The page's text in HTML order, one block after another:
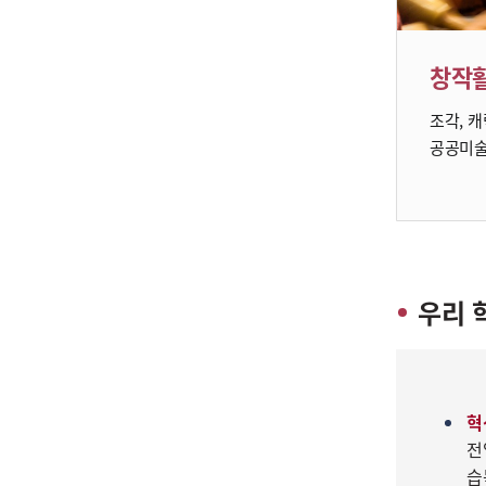
창작
조각,
공공미
우리